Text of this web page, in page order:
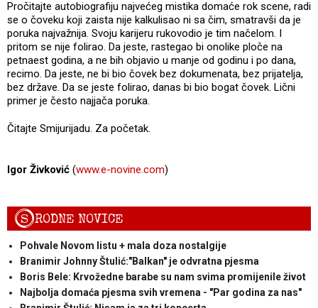
Pročitajte autobiografiju najvećeg mistika domaće rok scene, radi
se o čoveku koji zaista nije kalkulisao ni sa čim, smatravši da je
poruka najvažnija. Svoju karijeru rukovodio je tim načelom. I
pritom se nije folirao. Da jeste, rastegao bi onolike ploče na
petnaest godina, a ne bih objavio u manje od godinu i po dana,
recimo. Da jeste, ne bi bio čovek bez dokumenata, bez prijatelja,
bez države. Da se jeste folirao, danas bi bio bogat čovek. Lični
primer je često najjača poruka.
Čitajte Smijurijadu. Za početak.
Igor Živković (www.e-novine.com)
SRODNE NOVICE
Pohvale Novom listu + mala doza nostalgije
Branimir Johnny Štulić:"Balkan" je odvratna pjesma
Boris Bele: Krvožedne barabe su nam svima promijenile život
Najbolja domaća pjesma svih vremena - "Par godina za nas"